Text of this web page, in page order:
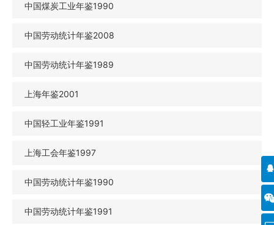
中国煤炭工业年鉴1990
中国劳动统计年鉴2008
中国劳动统计年鉴1989
上海年鉴2001
中国轻工业年鉴1991
上海工会年鉴1997
中国劳动统计年鉴1990
中国劳动统计年鉴1991